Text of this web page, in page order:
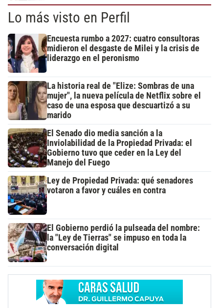
Lo más visto en Perfil
Encuesta rumbo a 2027: cuatro consultoras
midieron el desgaste de Milei y la crisis de
liderazgo en el peronismo
La historia real de "Elize: Sombras de una
mujer", la nueva película de Netflix sobre el
caso de una esposa que descuartizó a su
marido
El Senado dio media sanción a la
Inviolabilidad de la Propiedad Privada: el
Gobierno tuvo que ceder en la Ley del
Manejo del Fuego
Ley de Propiedad Privada: qué senadores
votaron a favor y cuáles en contra
El Gobierno perdió la pulseada del nombre:
la "Ley de Tierras" se impuso en toda la
conversación digital